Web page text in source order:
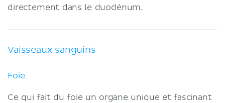
directement dans le duodénum.
Vaisseaux sanguins
Foie
Ce qui fait du foie un organe unique et fascinant